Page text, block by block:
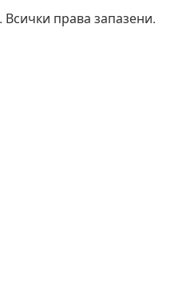
Всички права запазени.